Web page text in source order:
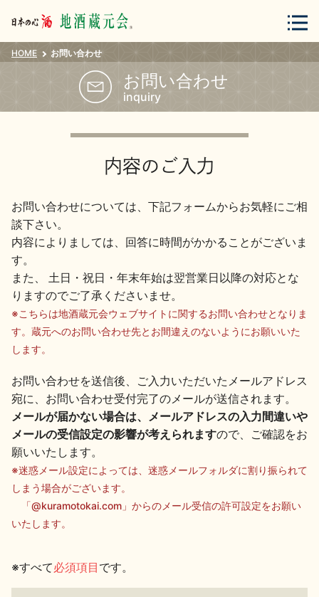
会員登録 ログイン
蔵元紀行 地酒カタログ
お楽しみコンテンツ
HOME お問い合わせ
お問い合わせ
inquiry
内容のご入力
お問い合わせについては、下記フォームからお気軽にご相
談下さい。
内容によりましては、回答に時間がかかることがございま
す。
また、 土日・祝日・年末年始は翌営業日以降の対応とな
りますのでご了承くださいませ。
※こちらは地酒蔵元会ウェブサイトに関するお問い合わせとなりま
す。蔵元へのお問い合わせ先とお間違えのないようにお願いいた
します。
お問い合わせを送信後、ご入力いただいたメールアドレス
宛に、お問い合わせ受付完了のメールが送信されます。
メールが届かない場合は、メールアドレスの入力間違いや
メールの受信設定の影響が考えられますので、ご確認をお
願いいたします。
※迷惑メール設定によっては、迷惑メールフォルダに割り振られて
しまう場合がございます。
「@kuramotokai.com」からのメール受信の許可設定をお願い
いたします。
※すべて必須項目 です。